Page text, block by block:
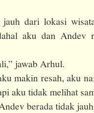
dari lokasi
aku dan Andev
jawab Arhul.
makin resah, aku
aku tidak melihat
berada tidak